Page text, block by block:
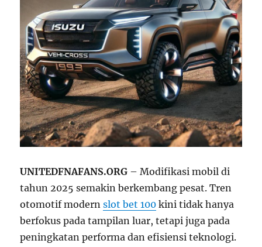
UNITEDFNAFANS.ORG – Modifikasi mobil di
tahun 2025 semakin berkembang pesat. Tren
otomotif modernslot bet 100 kini tidak hanya
berfokus pada tampilan luar, tetapi juga pada
peningkatan performa dan efisiensi teknologi.